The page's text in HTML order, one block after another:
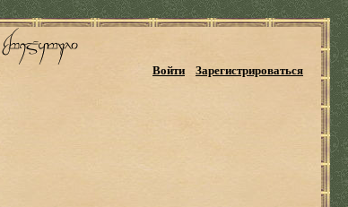
Войти Зарегистрироваться